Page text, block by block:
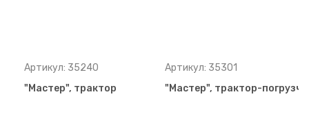
Артикул: 35240
"Мастер", трактор
Артикул: 35301
"Мастер", трактор-